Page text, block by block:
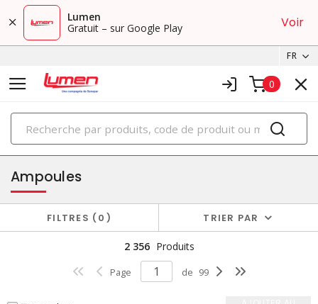
Lumen
Gratuit – sur Google Play
Voir
FR
0
PRODUITS
éclairage
Ampoules
FILTRES 0 TRIER PAR
2 356 Produits
Page de 99